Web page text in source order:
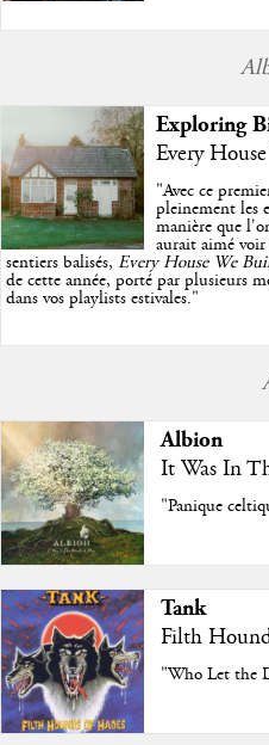
Exploring
Every
"Avec ce
pleinement les
manière que
aurait aimé
sentiers balisés, Every House We
de cette année, porté par plusieurs
dans vos playlists estivales."
Albion
It Was In
"Panique
Tank
Filth
"Who Let the